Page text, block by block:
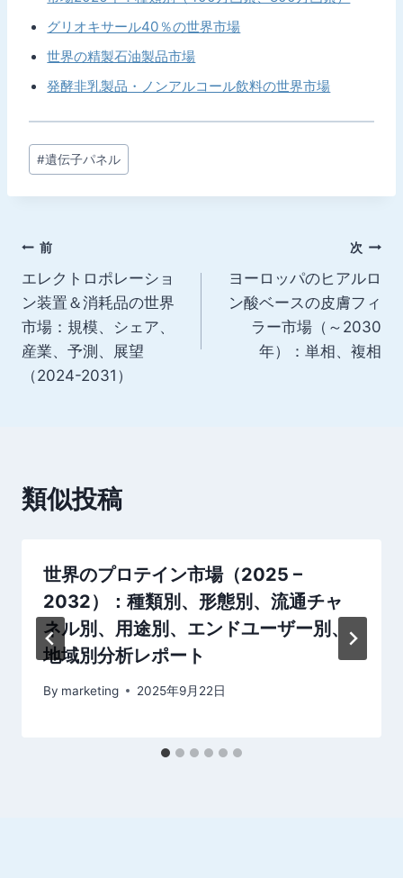
グリオキサール40％の世界市場
世界の精製石油製品市場
発酵非乳製品・ノンアルコール飲料の世界市場
投
稿
タ
#遺伝子パネル
投
稿
ナ
ビ
シ
ョ
前
エレクトロポレーショ
ン装置＆消耗品の世界
市場：規模、シェア、
産業、予測、展望
（2024-2031）
次
ヨーロッパのヒアルロ
ン酸ベースの皮膚フィ
ラー市場（～2030
年）：単相、複相
類似投稿
世界のプロテイン市場（2025 –
2032）：種類別、形態別、流通チャ
ネル別、用途別、エンドユーザー別、
地域別分析レポート
By marketing 2025年9月22日